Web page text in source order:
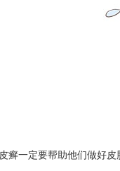
癣一定要帮助他们做好